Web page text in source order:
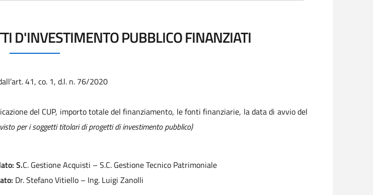
D'INVESTIMENTO PUBBLICO FINANZIATI
41, co. 1, d.l. n. 76/2020
del CUP, importo totale del finanziamento, le fonti finanziarie, la data di avvio del
per i soggetti titolari di progetti di investimento pubblico)
S.C. Gestione Acquisti – S.C. Gestione Tecnico Patrimoniale
Dr. Stefano Vitiello – Ing. Luigi Zanolli